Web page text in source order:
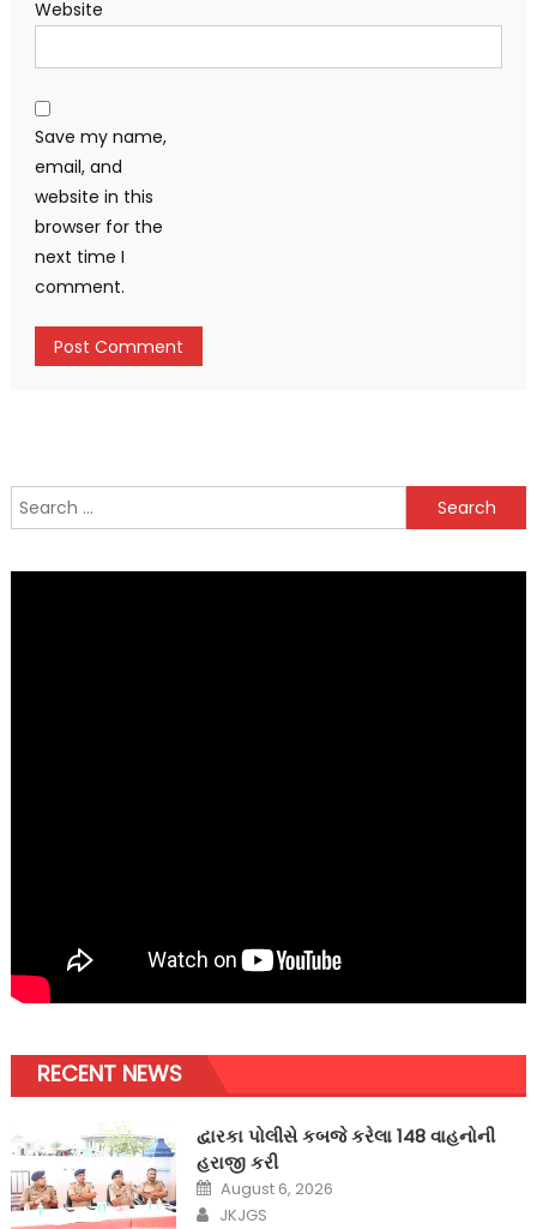
Website
Save my name,
email, and
website in this
browser for the
next time I
comment.
Search
for:
RECENT NEWS
દ્વારકા પોલીસે કબજે કરેલા 148 વાહનોની
હરાજી કરી
Posted
on
August 6, 2026
Author
JKJGS